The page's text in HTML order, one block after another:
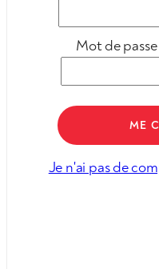
Mot de passe
Je n'ai pas de